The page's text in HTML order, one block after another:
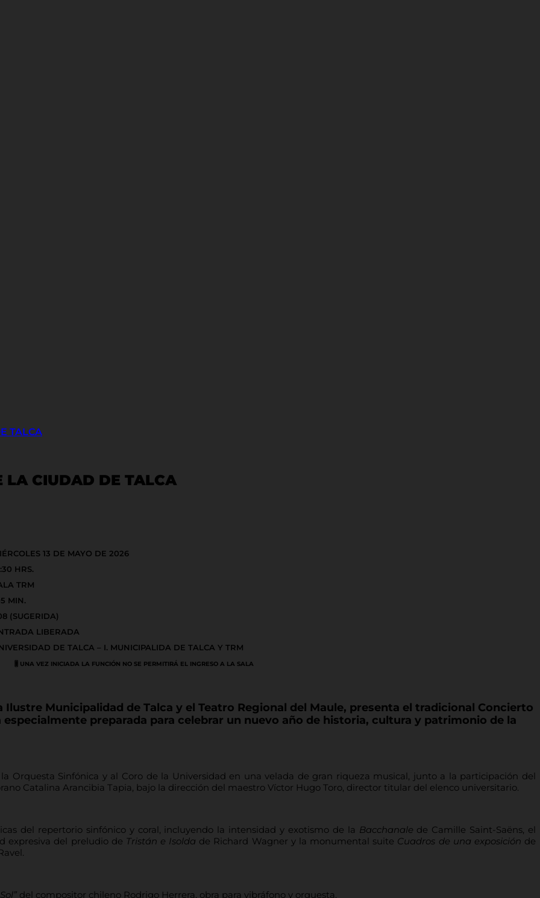
TALCA
LA CIUDAD DE TALCA
13 DE MAYO DE 2026
HRS.
TRM
MIN.
(SUGERIDA)
LIBERADA
DE TALCA – I. MUNICIPALIDA DE TALCA Y TRM
🎚️ UNA VEZ INICIADA LA FUNCIÓN NO SE PERMITIRÁ EL INGRESO A LA SALA
Ilustre Municipalidad de Talca y el Teatro Regional del Maule, presenta el tradicional Concierto
especialmente preparada para celebrar un nuevo año de historia, cultura y patrimonio de la
Orquesta Sinfónica y al Coro de la Universidad en una velada de gran riqueza musical, junto a la participación del
Catalina Arancibia Tapia, bajo la dirección del maestro Víctor Hugo Toro, director titular del elenco universitario.
del repertorio sinfónico y coral, incluyendo la intensidad y exotismo de la Bacchanale de Camille Saint-Saëns, el
expresiva del preludio de Tristán e Isolda de Richard Wagner y la monumental suite Cuadros de una exposición de
del compositor chileno Rodrigo Herrera, obra para vibráfono y orquesta.